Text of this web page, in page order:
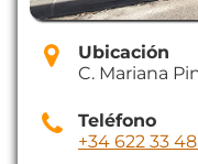
Ubicación
C. Mariana
Teléfono
+34 622 33